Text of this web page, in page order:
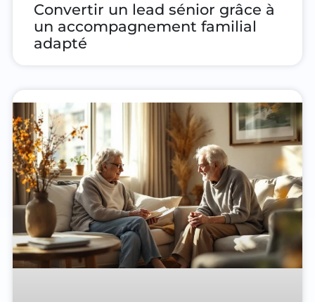
Convertir un lead sénior grâce à
un accompagnement familial
adapté